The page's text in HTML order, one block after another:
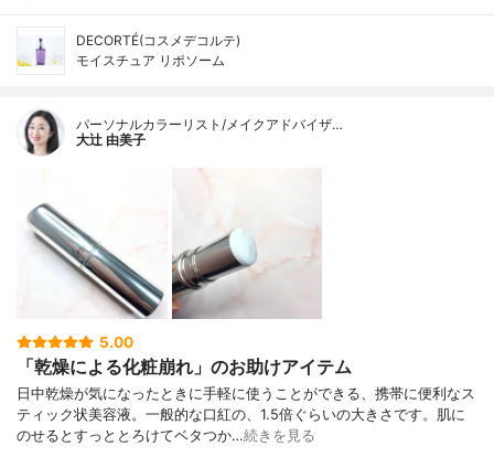
DECORTÉ(コスメデコルテ)
モイスチュア リポソーム
パーソナルカラーリスト/メイクアドバイザ…
大辻 由美子
5.00
「乾燥による化粧崩れ」のお助けアイテム
日中乾燥が気になったときに手軽に使うことができる、携帯に便利なス
ティック状美容液。一般的な口紅の、1.5倍ぐらいの大きさです。肌に
のせるとすっととろけてベタつか…続きを見る